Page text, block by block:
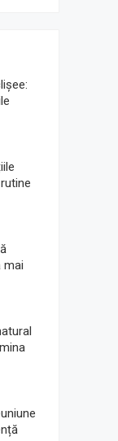
mai